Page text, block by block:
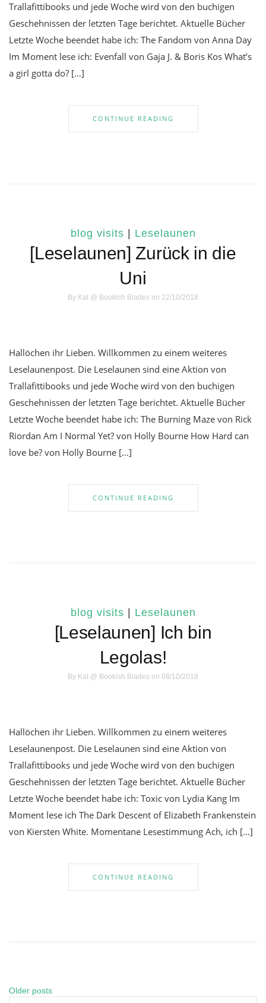
Trallafittibooks und jede Woche wird von den buchigen
Geschehnissen der letzten Tage berichtet. Aktuelle Bücher
Letzte Woche beendet habe ich: The Fandom von Anna Day
Im Moment lese ich: Evenfall von Gaja J. & Boris Kos What’s
a girl gotta do? […]
CONTINUE READING
blog visits Leselaunen
[Leselaunen] Zurück in die
Uni
By Kat @ Bookish Blades on 22/10/2018
Hallöchen ihr Lieben. Willkommen zu einem weiteres
Leselaunenpost. Die Leselaunen sind eine Aktion von
Trallafittibooks und jede Woche wird von den buchigen
Geschehnissen der letzten Tage berichtet. Aktuelle Bücher
Letzte Woche beendet habe ich: The Burning Maze von Rick
Riordan Am I Normal Yet? von Holly Bourne How Hard can
love be? von Holly Bourne […]
CONTINUE READING
blog visits Leselaunen
[Leselaunen] Ich bin
Legolas!
By Kat @ Bookish Blades on 08/10/2018
Hallöchen ihr Lieben. Willkommen zu einem weiteres
Leselaunenpost. Die Leselaunen sind eine Aktion von
Trallafittibooks und jede Woche wird von den buchigen
Geschehnissen der letzten Tage berichtet. Aktuelle Bücher
Letzte Woche beendet habe ich: Toxic von Lydia Kang Im
Moment lese ich The Dark Descent of Elizabeth Frankenstein
von Kiersten White. Momentane Lesestimmung Ach, ich […]
CONTINUE READING
Posts
Older posts